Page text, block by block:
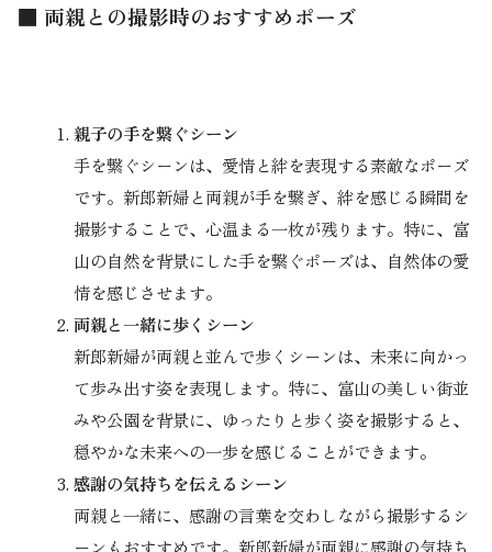
■ 両親との撮影時のおすすめポーズ
親子の手を繋ぐシーン
手を繋ぐシーンは、愛情と絆を表現する素敵なポーズ
です。新郎新婦と両親が手を繋ぎ、絆を感じる瞬間を
撮影することで、心温まる一枚が残ります。特に、富
山の自然を背景にした手を繋ぐポーズは、自然体の愛
情を感じさせます。
両親と一緒に歩くシーン
新郎新婦が両親と並んで歩くシーンは、未来に向かっ
て歩み出す姿を表現します。特に、富山の美しい街並
みや公園を背景に、ゆったりと歩く姿を撮影すると、
穏やかな未来への一歩を感じることができます。
感謝の気持ちを伝えるシーン
両親と一緒に、感謝の言葉を交わしながら撮影するシ
ーンもおすすめです。新郎新婦が両親に感謝の気持ち